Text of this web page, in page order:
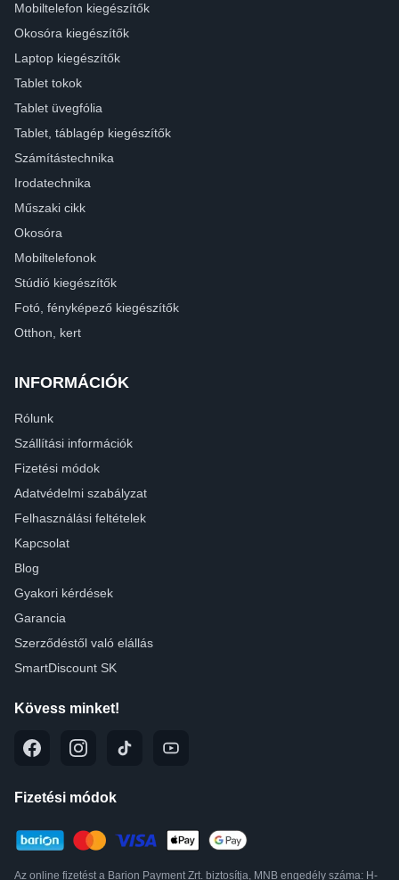
Mobiltelefon kiegészítők
Okosóra kiegészítők
Laptop kiegészítők
Tablet tokok
Tablet üvegfólia
Tablet, táblagép kiegészítők
Számítástechnika
Irodatechnika
Műszaki cikk
Okosóra
Mobiltelefonok
Stúdió kiegészítők
Fotó, fényképező kiegészítők
Otthon, kert
INFORMÁCIÓK
Rólunk
Szállítási információk
Fizetési módok
Adatvédelmi szabályzat
Felhasználási feltételek
Kapcsolat
Blog
Gyakori kérdések
Garancia
Szerződéstől való elállás
SmartDiscount SK
Kövess minket!
Fizetési módok
Az online fizetést a Barion Payment Zrt. biztosítja, MNB engedély száma: H-